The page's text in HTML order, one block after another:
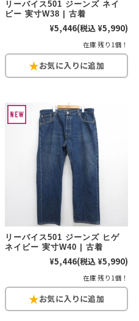
リーバイス501 ジーンズ ネイ
ビー 実寸W38 | 古着
¥5,446(税込 ¥5,990)
在庫 残り1個！
リーバイス501 ジーンズ ヒゲ
ネイビー 実寸W40 | 古着
¥5,446(税込 ¥5,990)
在庫 残り1個！